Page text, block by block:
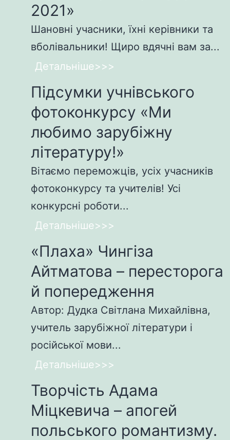
2021»
Шановні учасники, їхні керівники та
вболівальники! Щиро вдячні вам за...
Детальніше>>>
Підсумки учнівського
фотоконкурсу «Ми
любимо зарубіжну
літературу!»
Вітаємо переможців, усіх учасників
фотоконкурсу та учителів! Усі
конкурсні роботи...
Детальніше>>>
«Плаха» Чингіза
Айтматова – пересторога
й попередження
Автор: Дудка Світлана Михайлівна,
учитель зарубіжної літератури і
російської мови...
Детальніше>>>
Творчість Адама
Міцкевича – апогей
польського романтизму.